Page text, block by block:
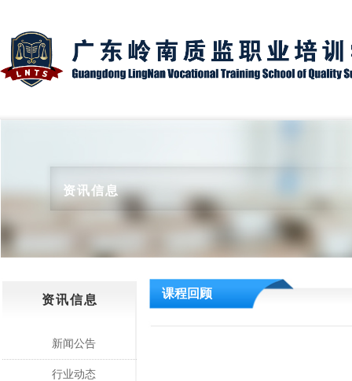
资讯信息
资讯信息
新闻公告
行业动态
课程回顾